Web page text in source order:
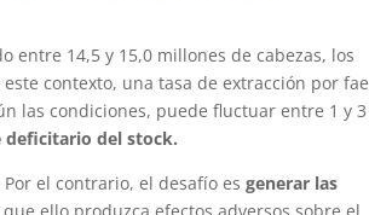
entre 14,5 y 15,0 millones de cabezas, los
contexto, una tasa de extracción por
las condiciones, puede fluctuar entre 1 y 3
deficitario del stock.
Por el contrario, el desafío esgenerar las